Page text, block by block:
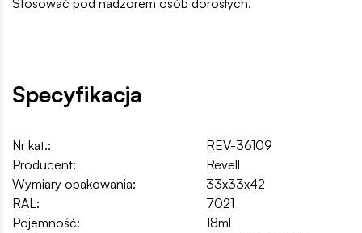
Stosować pod nadzorem osób dorosłych.
Specyfikacja
Nr kat.:
REV-36109
Producent:
Revell
Wymiary opakowania:
33x33x42
RAL:
7021
Pojemność:
18ml